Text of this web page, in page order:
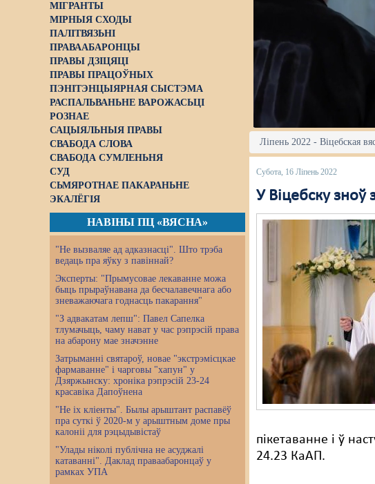
МІГРАНТЫ
МІРНЫЯ СХОДЫ
ПАЛІТВЯЗЬНІ
ПРАВААБАРОНЦЫ
ПРАВЫ ДЗІЦЯЦІ
ПРАВЫ ПРАЦОЎНЫХ
ПЭНІТЭНЦЫЯРНАЯ СЫСТЭМА
РАСПАЛЬВАНЬНЕ ВАРОЖАСЬЦІ
РОЗНАЕ
САЦЫЯЛЬНЫЯ ПРАВЫ
СВАБОДА СЛОВА
СВАБОДА СУМЛЕНЬНЯ
СУД
СЬМЯРОТНАЕ ПАКАРАНЬНЕ
ЭКАЛЁГІЯ
НАВІНЫ ПЦ «ВЯСНА»
"Не вызваляе ад адказнасці". Што трэба
ведаць пра яўку з павіннай?
Эксперты: "Прымусовае лекаванне можа
быць прыраўнавана да бесчалавечнага або
зневажаючага годнасць пакарання"
"З адвакатам лепш": Павел Сапелка
тлумачыць, чаму нават у час рэпрэсій права
на абарону мае значэнне
Затрыманні святароў, новае "экстрэмісцкае
фармаванне" і чарговы "хапун" у
Дзяржынску: хроніка рэпрэсій 23-24
красавіка Дапоўнена
"Не іх кліенты". Былы арыштант распавёў
пра суткі ў 2020-м у арыштным доме пры
калоніі для рэцыдывістаў
"Улады ніколі публічна не асуджалі
катаванні". Даклад праваабаронцаў у
рамках УПА
Ліпень 2022 - Віцебская
Субота, 16 Ліпень 2022
У Віцебску зноў
пікетаванне і ў
24.23 КаАП.